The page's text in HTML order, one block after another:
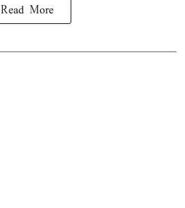
Read More